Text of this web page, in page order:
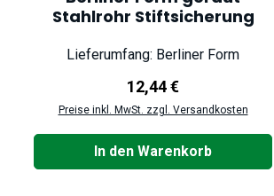
Stahlrohr Stiftsicherung
Lieferumfang: Berliner Form
Regulärer Preis:
12,44 €
Preise inkl. MwSt. zzgl. Versandkosten
In den Warenkorb